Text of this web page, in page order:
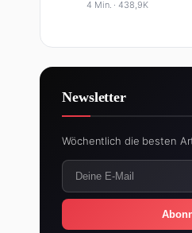
4 Min. ·438,9K
Newsletter
Wöchentlich die besten